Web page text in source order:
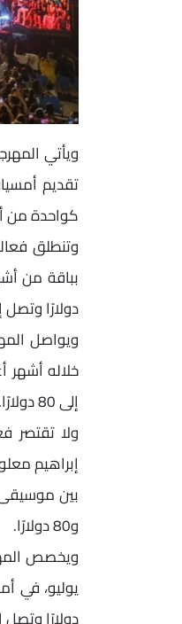
ويأتي
تقديم
كواحدة من
دولارًا وتصل إلى 140
إلى 80 دولارًا.
ولا تقتصر
و80 دولارًا.